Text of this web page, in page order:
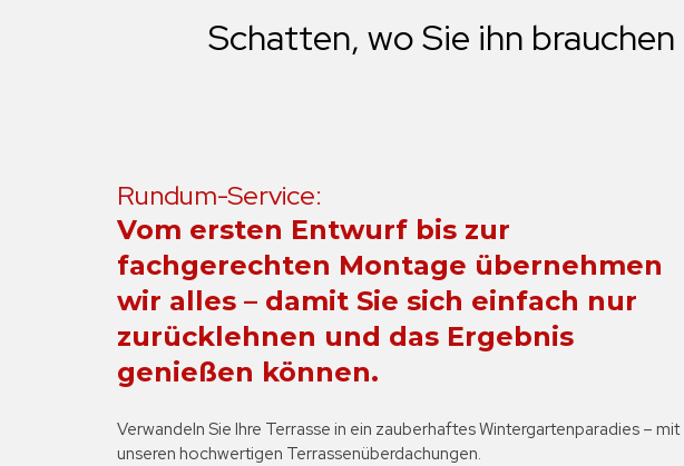
Schatten, woSie ihn brauchen
Rundum-Service:
Vom ersten Entwurf bis zur
fachgerechten Montage übernehmen
wir alles – damit Sie sich einfach nur
zurücklehnen und das Ergebnis
genießen können.
Verwandeln Sie Ihre Terrasse in ein zauberhaftes Wintergartenparadies – mit
unseren hochwertigen Terrassenüberdachungen.